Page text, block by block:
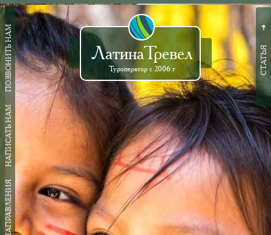
ЛатинаТревел
Туроператор с 2006 г
ПОЗВОНИТЬ НАМ
НАПИСАТЬ НАМ
ВСЕ НАПРАВЛЕНИЯ
➜
СТАТЬЯ